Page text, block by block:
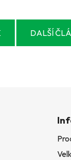
DALŠÍ